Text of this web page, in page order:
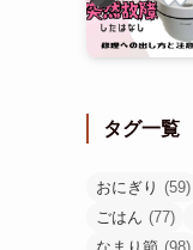
タグ一覧
おにぎり (59)
ごはん (77)